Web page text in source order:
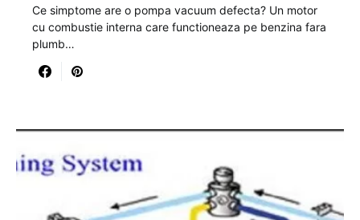
Ce simptome are o pompa vacuum defecta? Un motor
cu combustie interna care functioneaza pe benzina fara
plumb…